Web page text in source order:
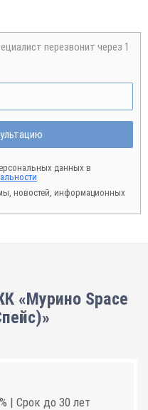
перезвонит через 1
данных в
новостей, информационных
«Мурино Space
| Срок до 30 лет